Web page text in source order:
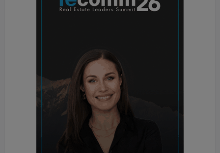
Bauherr: Marktgemeinde Prinzersdorf
Architektur: Ernst Beneder und Anja Fischer
Bauunternehmen: Ing. Franz Kickinger GmbH
Betonlieferant: Ing. Franz Kickinger GmbH
Die Anerkennungspreise